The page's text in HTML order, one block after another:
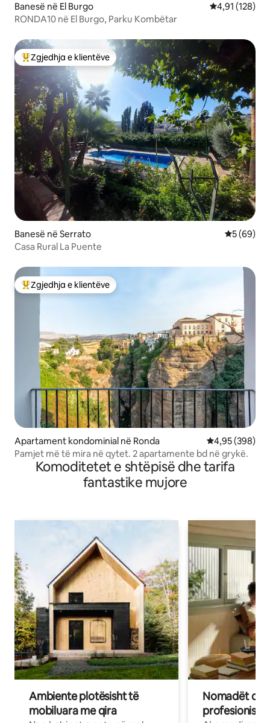
Banesë në El Burgo Vlerësimi
4,91 (128)
RONDA10 në El Burgo, Parku Kombëtar
Më të mirat e zgjedhjeve të klientëve
Zgjedhja e klientëve
Banesë në Serrato Vlerësimi
5 (69)
Casa Rural La Puente
Më të mirat e zgjedhjeve të klientëve
Zgjedhja e klientëve
Apartament kondominial në Ronda Vlerësimi
4,95 (398)
Pamjet më të mira në qytet. 2 apartamente bd në grykë.
Komoditetet e shtëpisë dhe tarifa
fantastike mujore
Ambiente plotësisht të
mobiluara me qira
Nomadët